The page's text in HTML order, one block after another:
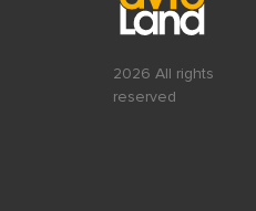
2026 All rights
reserved